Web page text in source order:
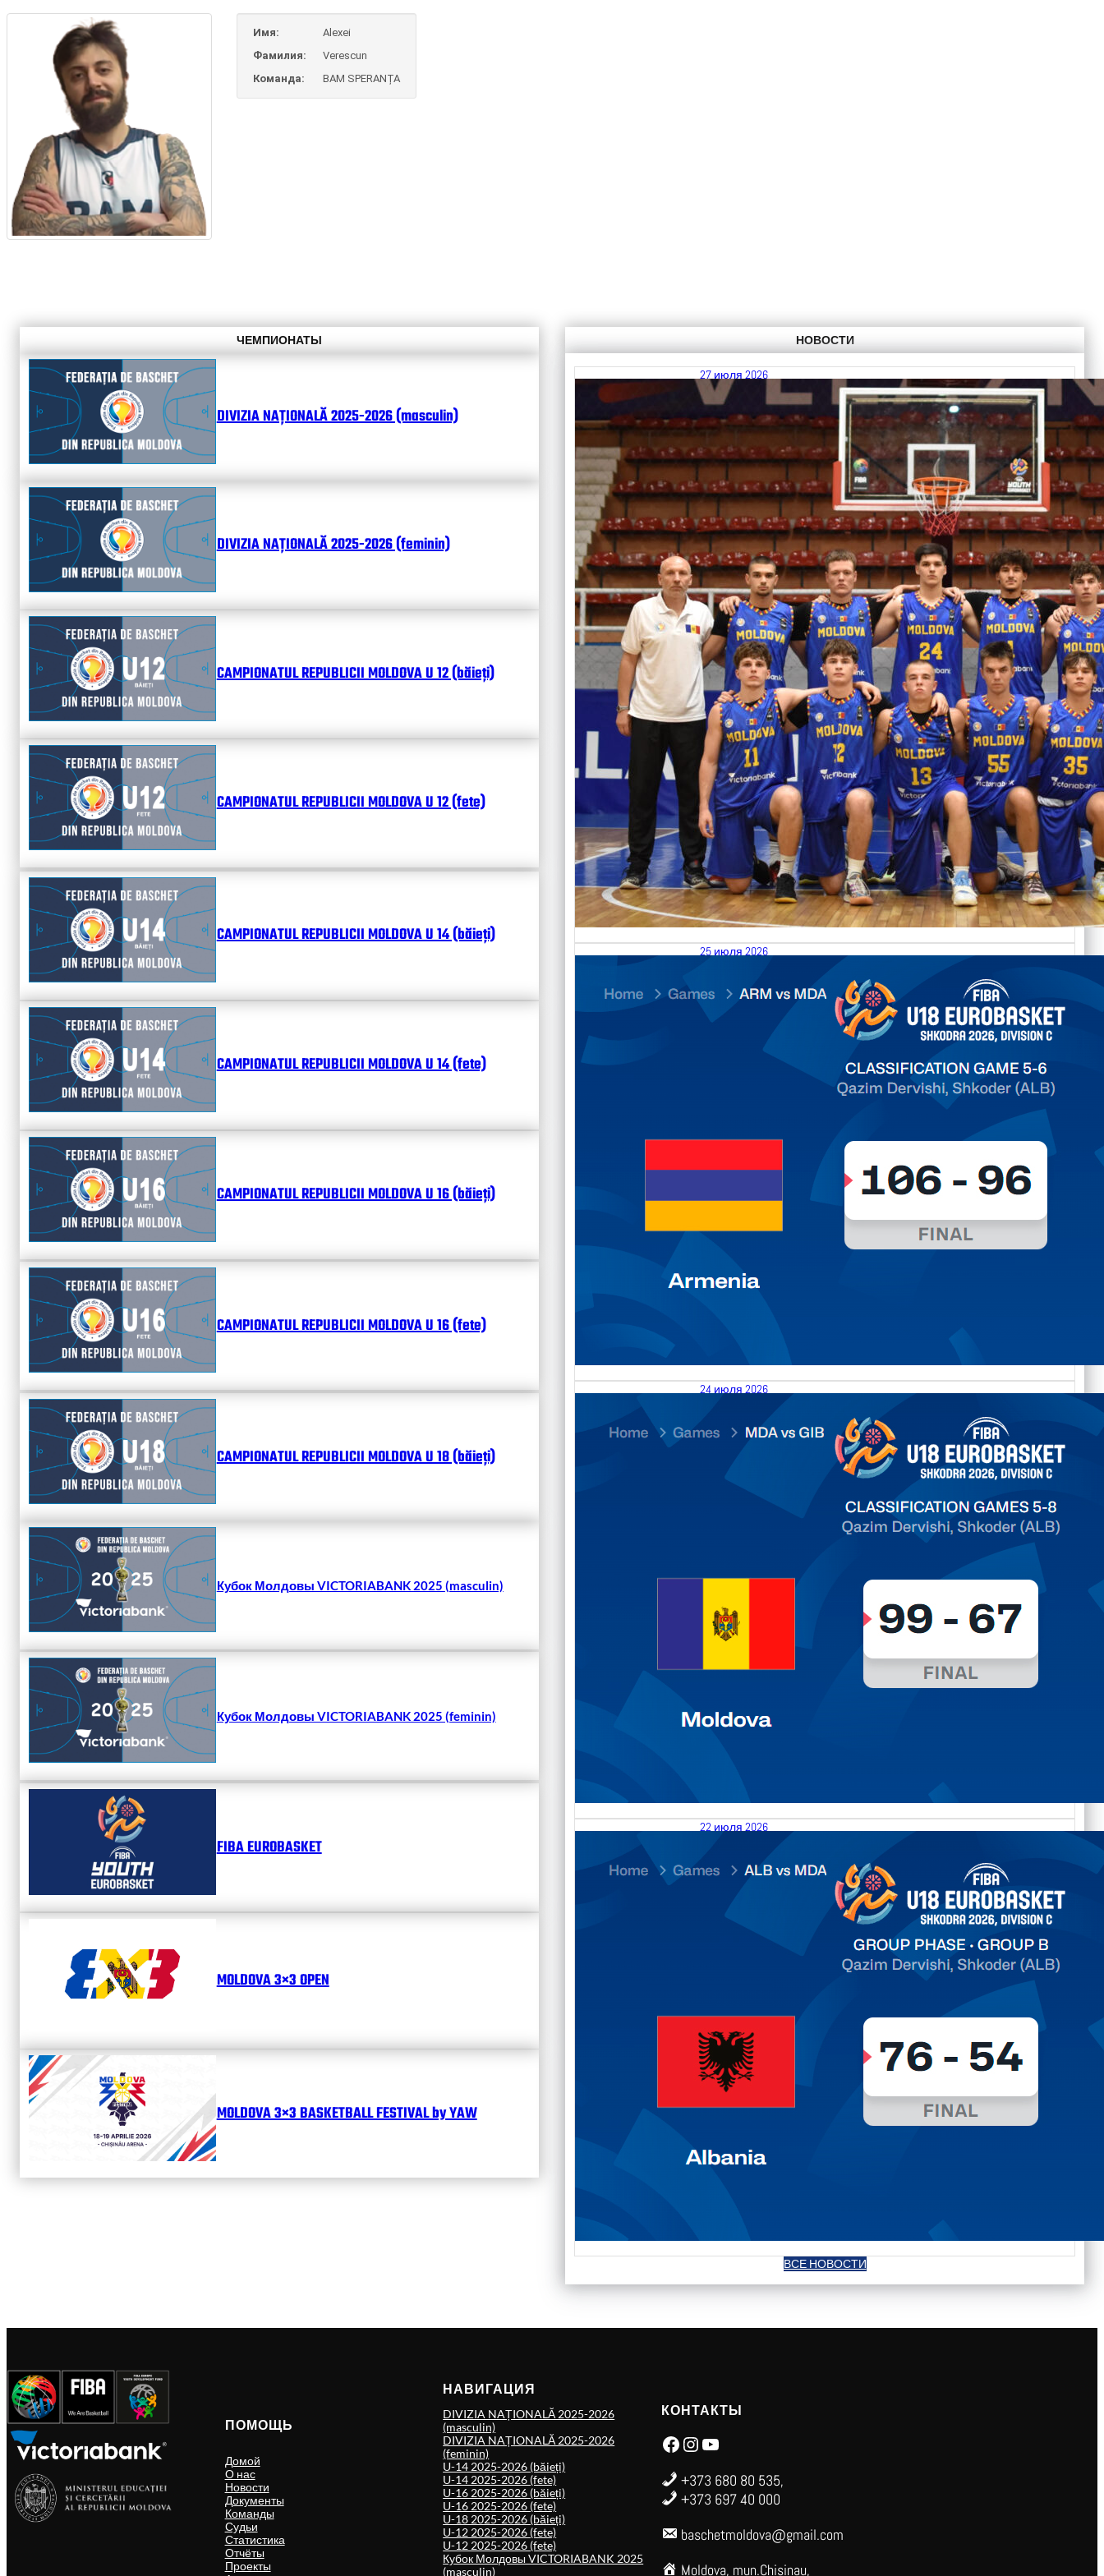
Имя:
Alexei
Фамилия:
Verescun
Команда:
BAM SPERANȚA
ЧЕМПИОНАТЫ
DIVIZIA NAȚIONALĂ 2025-2026 (masculin)
DIVIZIA NAȚIONALĂ 2025-2026 (feminin)
CAMPIONATUL REPUBLICII MOLDOVA U 12 (băieți)
CAMPIONATUL REPUBLICII MOLDOVA U 12 (fete)
CAMPIONATUL REPUBLICII MOLDOVA U 14 (băieți)
CAMPIONATUL REPUBLICII MOLDOVA U 14 (fete)
CAMPIONATUL REPUBLICII MOLDOVA U 16 (băieți)
CAMPIONATUL REPUBLICII MOLDOVA U 16 (fete)
CAMPIONATUL REPUBLICII MOLDOVA U 18 (băieți)
Кубок Молдовы VICTORIABANK 2025 (masculin)
Кубок Молдовы VICTORIABANK 2025 (feminin)
FIBA EUROBASKET
MOLDOVA 3×3 OPEN
MOLDOVA 3×3 BASKETBALL FESTIVAL by YAW
НОВОСТИ
27 июля 2026
Итоги FIBA U18 EuroBasket 2026, Division C
КалендарьТаблица Выберите Обзор Статистика Матч сыгран 0
Читать далее
25 июля 2026
26.07.2026 Armenia vs Moldova FIBA U18 EuroBasket 2026,
Division C
КалендарьТаблица Выберите Обзор Статистика Матч сыгран 0
Читать далее
24 июля 2026
25.07.2026 Moldova vs Gibraltar FIBA U18 EuroBasket 2026,
Division C
КалендарьТаблица Выберите Обзор Статистика Матч сыгран 0
Читать далее
22 июля 2026
23.07.2026 Albania vs Moldova FIBA U18 EuroBasket 2026,
Division C
КалендарьТаблица Выберите Обзор Статистика Матч сыгран 0
Читать далее
ВСЕ НОВОСТИ
ПОМОЩЬ
Домой
О нас
Новости
Документы
Команды
Судьи
Статистика
Отчёты
Проекты
НАВИГАЦИЯ
DIVIZIA NAȚIONALĂ 2025-2026
(masculin)
DIVIZIA NAȚIONALĂ 2025-2026
(feminin)
U-14 2025-2026 (băieți)
U-14 2025-2026 (fete)
U-16 2025-2026 (băieți)
U-16 2025-2026 (fete)
U-18 2025-2026 (băieți)
U-12 2025-2026 (fete)
U-12 2025-2026 (fete)
Кубок Молдовы VICTORIABANK 2025
(masculin)
КОНТАКТЫ
Facebook Instagram YouTube
+373 680 80 535,
+373 697 40 000
baschetmoldova@gmail.com
Moldova, mun.Chisinau,